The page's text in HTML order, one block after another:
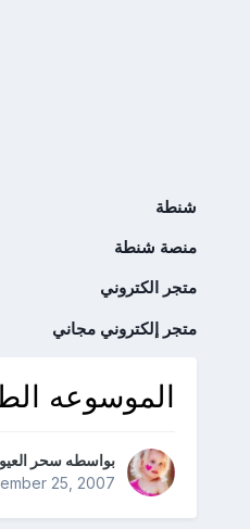
شنطة
منصة شنطة
متجر الكتروني
متجر إلكتروني مجاني
الموسوعه
بواسطه سحر
25, 2007